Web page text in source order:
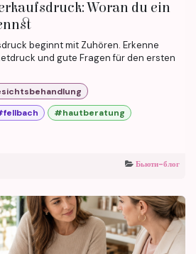
Woran du ein
beginnt mit Zuhören. Erkenne
und gute Fragen für den ersten
#hautberatung
Бьюти-блог